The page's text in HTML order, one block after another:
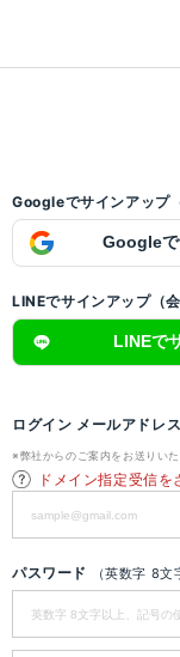
Googleでサインアップ
Googleで
LINEでサインアップ（会
LINEで
ログイン メールアドレス
※弊社からのご案内をお送りいた
ドメイン指定受信を
パスワード （英数字 8文